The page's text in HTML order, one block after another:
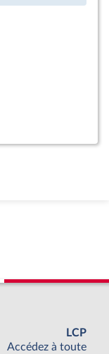
LCP
Accédez à toute